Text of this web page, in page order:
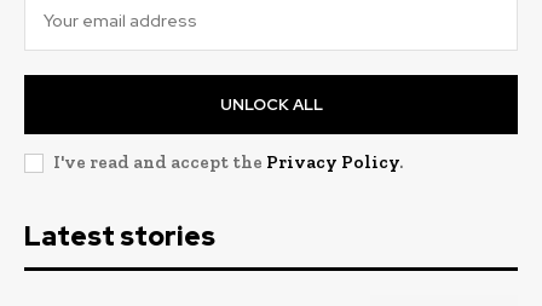
UNLOCK ALL
I've read and accept the Privacy Policy.
Latest stories